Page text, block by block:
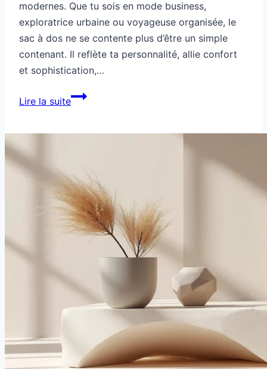
modernes. Que tu sois en mode business,
exploratrice urbaine ou voyageuse organisée, le
sac à dos ne se contente plus d’être un simple
contenant. Il reflète ta personnalité, allie confort
et sophistication,…
Lire la suiteComment
dos
élégant
et
pratique